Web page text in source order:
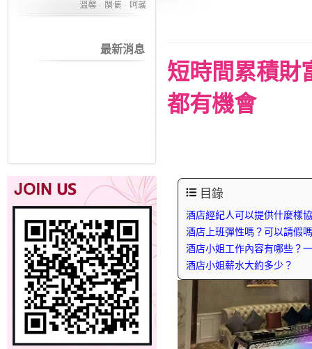
最新消息
短時間累積財
都有機會
目錄
酒店經紀人可以提供什麼樣
酒店上班彈性嗎？可以請假
酒店小姐工作內容有哪些？
酒店小姐薪水大約多少？